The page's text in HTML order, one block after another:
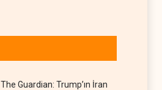
The Guardian: Trump’ın İran